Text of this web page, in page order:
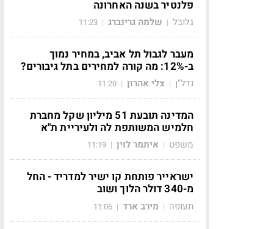
פלנטיר בשנה האחרונה
גלובל | שלמה גרינברג |
11:23
מעבר לגבול תל אביב, במחיר נמוך
ב-12%: מה קורה למחירים בתל גיבורים?
נדל"ן | צלי אהרון |
11:20
המדינה תובעת 51 מיליון שקל מחברת
חלמיש המשותפת לה ולעיריית ת"א
משפט | איתמר לוין |
11:19
ישראייר פותחת קו ישיר למדריד - החל
מ-340 דולר הלוך ושוב
תעופה | מירב ארד |
11:06